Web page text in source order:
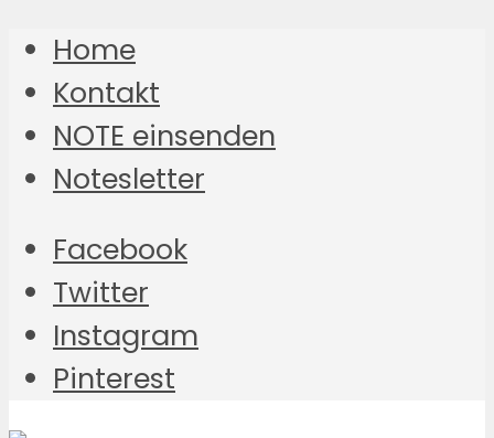
Home
Kontakt
NOTE einsenden
Notesletter
Facebook
Twitter
Instagram
Pinterest